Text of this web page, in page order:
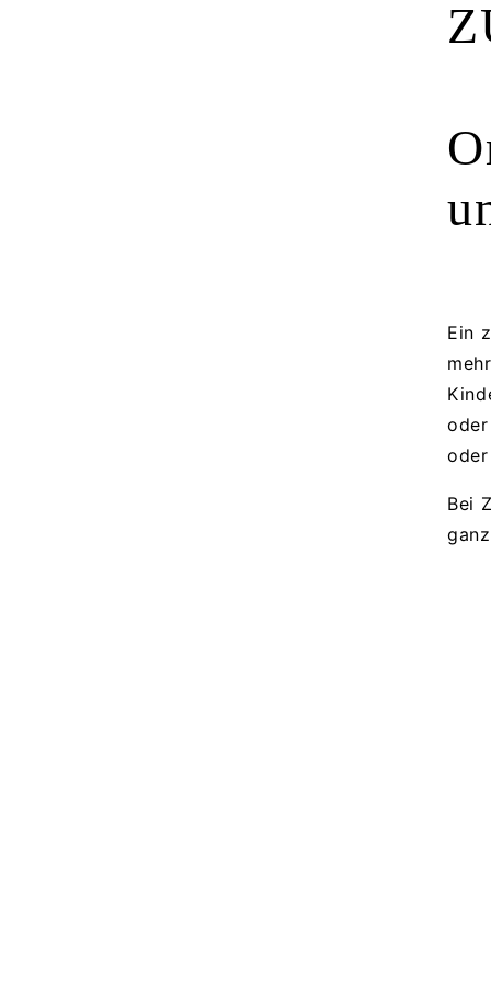
Ein
Bei